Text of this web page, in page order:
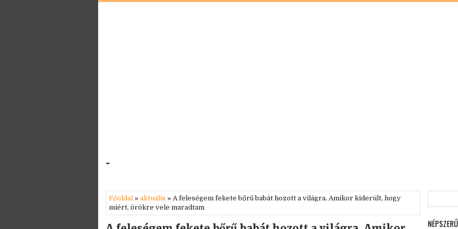
-
Főoldal » aktuális » A feleségem fekete bőrű babát hozott a világra. Amikor kiderült, hogy
miért, örökre vele maradtam